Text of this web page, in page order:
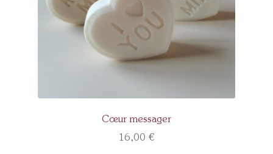
Cœur messager
16,00 €